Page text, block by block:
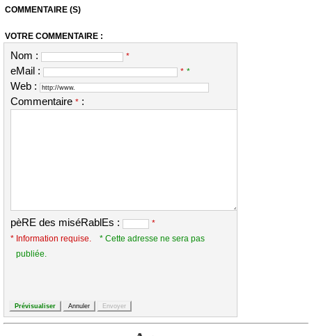
COMMENTAIRE (S)
VOTRE COMMENTAIRE :
Nom : *
eMail : * *
Web :
Commentaire * :
pèRE des miséRablEs :
*
* Information requise.
* Cette adresse ne sera pas
publiée.